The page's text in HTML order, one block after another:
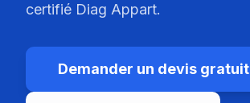
certifié Diag Appart.
Demander un devis gratuit